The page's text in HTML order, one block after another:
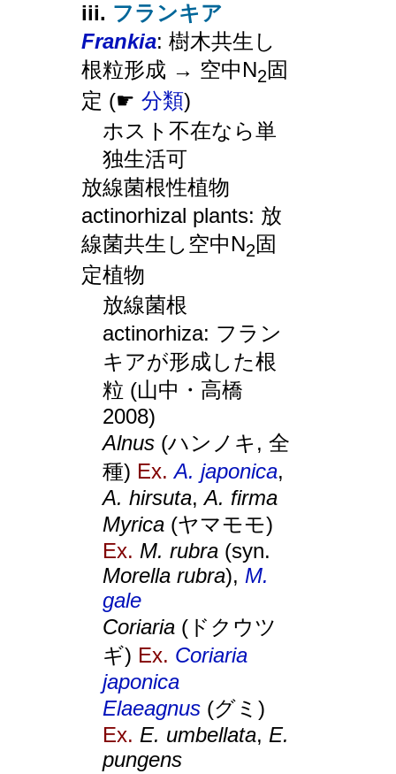
iii. フランキア
Frankia: 樹木共生し
根粒形成 → 空中N2固
定 (☛ 分類)
ホスト不在なら単
独生活可
放線菌根性植物
actinorhizal plants: 放
線菌共生し空中N2固
定植物
放線菌根
actinorhiza: フラン
キアが形成した根
粒 (山中・高橋
2008)
Alnus (ハンノキ, 全
種) Ex. A. japonica,
A. hirsuta,A. firma
Myrica (ヤマモモ)
Ex. M. rubra (syn.
Morella rubra), M.
gale
Coriaria (ドクウツ
ギ) Ex. Coriaria
japonica
Elaeagnus (グミ)
Ex. E. umbellata, E.
pungens